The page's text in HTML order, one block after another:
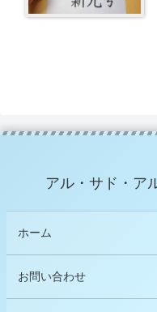
アル・サド・ア
ホーム
お問い合わせ